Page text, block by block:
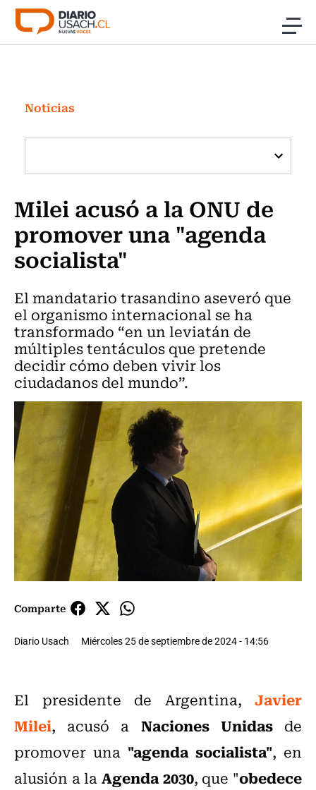
Click acá para ir directamente al contenido
Investigación
Cultura
Programas Radio y TV Usach
Noticias
Milei acusó a la ONU de
promover una "agenda
socialista"
El mandatario trasandino aseveró que
el organismo internacional se ha
transformado “en un leviatán de
múltiples tentáculos que pretende
decidir cómo deben vivir los
ciudadanos del mundo”.
Comparte
Diario Usach Miércoles 25 de septiembre de 2024 - 14:56
El presidente de Argentina, Javier
Milei, acusó a Naciones Unidasde
promover una "agenda socialista", en
alusión a laAgenda 2030, que "obedece